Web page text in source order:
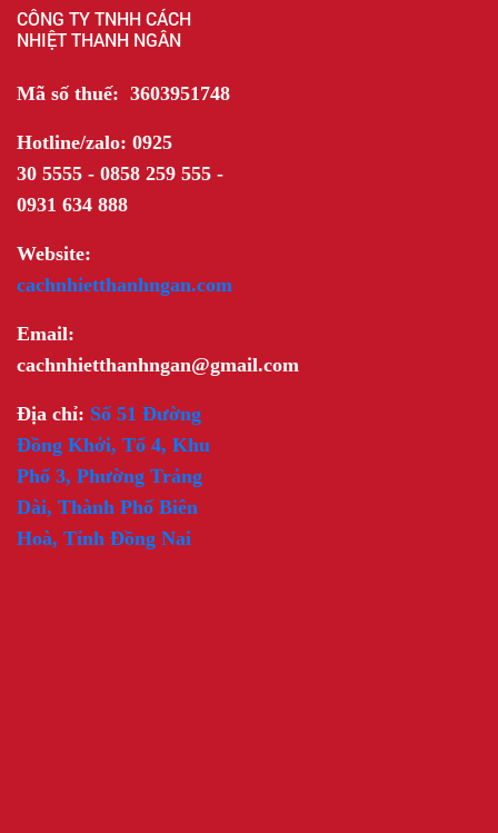
CÔNG TY TNHH CÁCH
NHIỆT THANH NGÂN
Mã số thuế: 3603951748
Hotline/zalo: 0925
30 5555 - 0858 259 555 -
0931 634 888
Website:
cachnhietthanhngan.com
Email:
cachnhietthanhngan@gmail.com
Địa chỉ: Số 51 Đường
Đồng Khởi, Tổ 4, Khu
Phố 3, Phường Trảng
Dài, Thành Phố Biên
Hoà, Tỉnh Đồng Nai